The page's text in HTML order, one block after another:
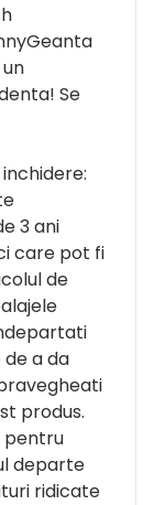
Se
inchidere:
3 ani
care pot fi
de
a da
produs.
pentru
departe
ridicate